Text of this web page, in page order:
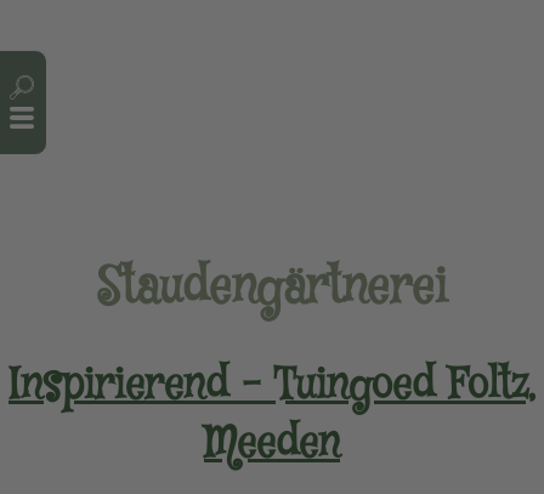
Staudengärtnerei
Inspirierend – Tuingoed Foltz,
Meeden